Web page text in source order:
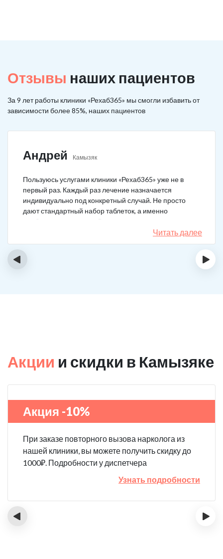
Отзывы наших пациентов
За 9 лет работы клиники «Рехаб365» мы смогли избавить от
зависимости более 85%, наших пациентов
Андрей Камызяк
Пользуюсь услугами клиники «Рехаб365» уже не в
первый раз. Каждый раз лечение назначается
индивидуально под конкретный случай. Не просто
дают стандартный набор таблеток, а именно
подбирается лечение. Специально сравнил
назначения, они отличаются. Клиника делает скидку
на последующие вызовы за оставленный отзыв! Я
Читать далее
‹ ›
Акции и скидки в Камызяке
Акция -10%
При заказе повторного вызова нарколога из
нашей клиники, вы можете получить скидку до
1000₽. Подробности у диспетчера
Узнать подробности
‹ ›